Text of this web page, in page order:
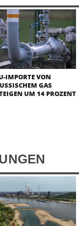
IMPORTE VON
GAS
UM 14 PROZENT